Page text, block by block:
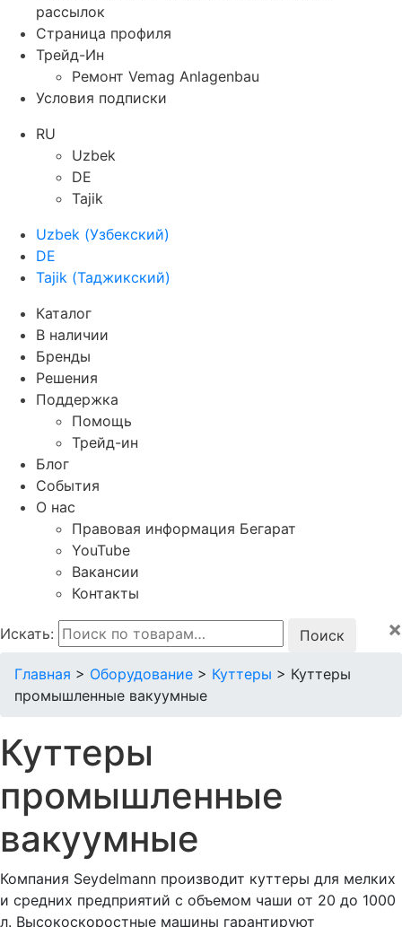
рассылок
Страница профиля
Трейд-Ин
Ремонт Vemag Anlagenbau
Условия подписки
RU
Uzbek
DE
Tajik
Uzbek (Узбекский)
DE
Tajik (Таджикский)
Каталог
В наличии
Бренды
Решения
Поддержка
Помощь
Трейд-ин
Блог
События
О нас
Правовая информация Бегарат
YouTube
Вакансии
Контакты
Искать: ×
Главная > Оборудование > Куттеры > Куттеры
промышленные вакуумные
Куттеры
промышленные
вакуумные
Компания Seydelmann производит куттеры для мелких
и средних предприятий с объемом чаши от 20 до 1000
л. Высокоскоростные машины гарантируют